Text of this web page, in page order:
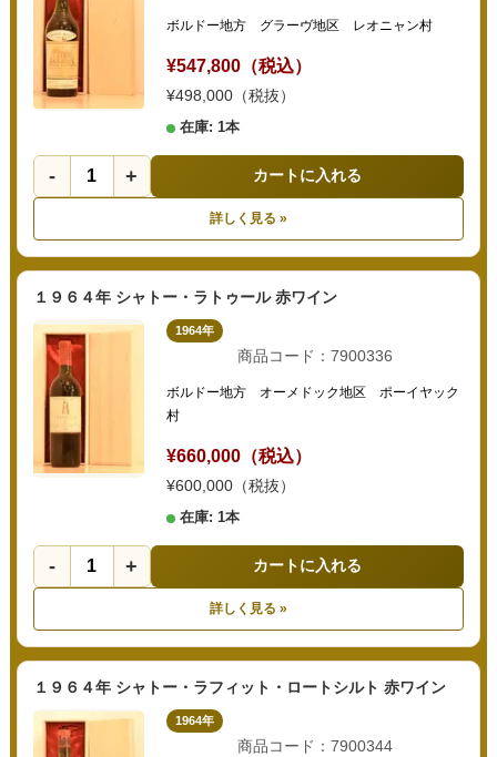
ボルドー地方 グラーヴ地区 レオニャン村
¥547,800（税込）
¥498,000（税抜）
在庫: 1本
- + カートに入れる
詳しく見る »
１９６４年 シャトー・ラトゥール 赤ワイン
1964年
商品コード：7900336
ボルドー地方 オーメドック地区 ポーイヤック
村
¥660,000（税込）
¥600,000（税抜）
在庫: 1本
- + カートに入れる
詳しく見る »
１９６４年 シャトー・ラフィット・ロートシルト 赤ワイン
1964年
商品コード：7900344